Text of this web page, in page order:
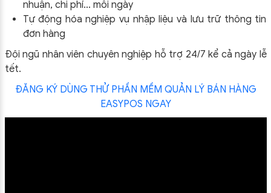
nhuận, chi phí… mỗi ngày
Tự động hóa nghiệp vụ nhập liệu và lưu trữ thông tin
đơn hàng
Đội ngũ nhân viên chuyên nghiệp hỗ trợ 24/7 kể cả ngày lễ
tết.
ĐĂNG KÝ DÙNG THỬ PHẦN MỀM QUẢN LÝ BÁN HÀNG
EASYPOS NGAY